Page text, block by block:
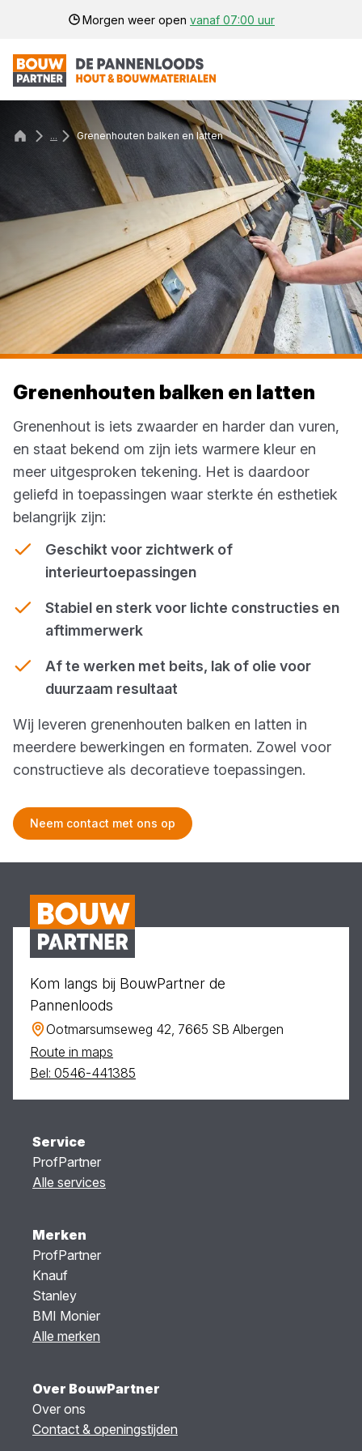
Morgen weer open vanaf 07:00 uur
... Grenenhouten balken en latten
Grenenhouten balken en latten
Grenenhout is iets zwaarder en harder dan vuren,
en staat bekend om zijn iets warmere kleur en
meer uitgesproken tekening. Het is daardoor
geliefd in toepassingen waar sterkte én esthetiek
belangrijk zijn:
Geschikt voor zichtwerk of
interieurtoepassingen
Stabiel en sterk voor lichte constructies en
aftimmerwerk
Af te werken met beits, lak of olie voor
duurzaam resultaat
Wij leveren grenenhouten balken en latten in
meerdere bewerkingen en formaten. Zowel voor
constructieve als decoratieve toepassingen.
Neem contact met ons op
Kom langs bij BouwPartner de
Pannenloods
Ootmarsumseweg 42, 7665 SB Albergen
Route in maps
Bel: 0546-441385
Service
ProfPartner
Alle services
Merken
ProfPartner
Knauf
Stanley
BMI Monier
Alle merken
Over BouwPartner
Over ons
Contact & openingstijden